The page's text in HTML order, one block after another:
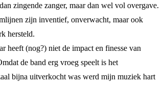
zingende zanger, maar dan wel vol overgave.
zijn inventief, onverwacht, maar ook
hersteld.
heeft (nog?) niet de impact en finesse van
de band erg vroeg speelt is het
bijna uitverkocht was werd mijn muziek hart